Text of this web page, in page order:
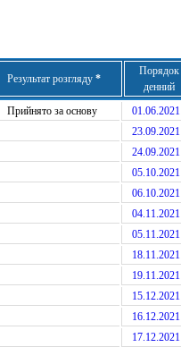
Результат розгляду *
Порядок
денний
Прийнято за основу 01.06.2021
23.09.2021
24.09.2021
05.10.2021
06.10.2021
04.11.2021
05.11.2021
18.11.2021
19.11.2021
15.12.2021
16.12.2021
17.12.2021